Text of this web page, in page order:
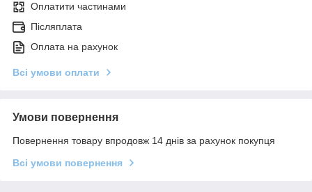
Оплатити частинами
Післяплата
Оплата на рахунок
Всі умови оплати
Умови повернення
Повернення товару впродовж 14 днів за рахунок покупця
Всі умови повернення